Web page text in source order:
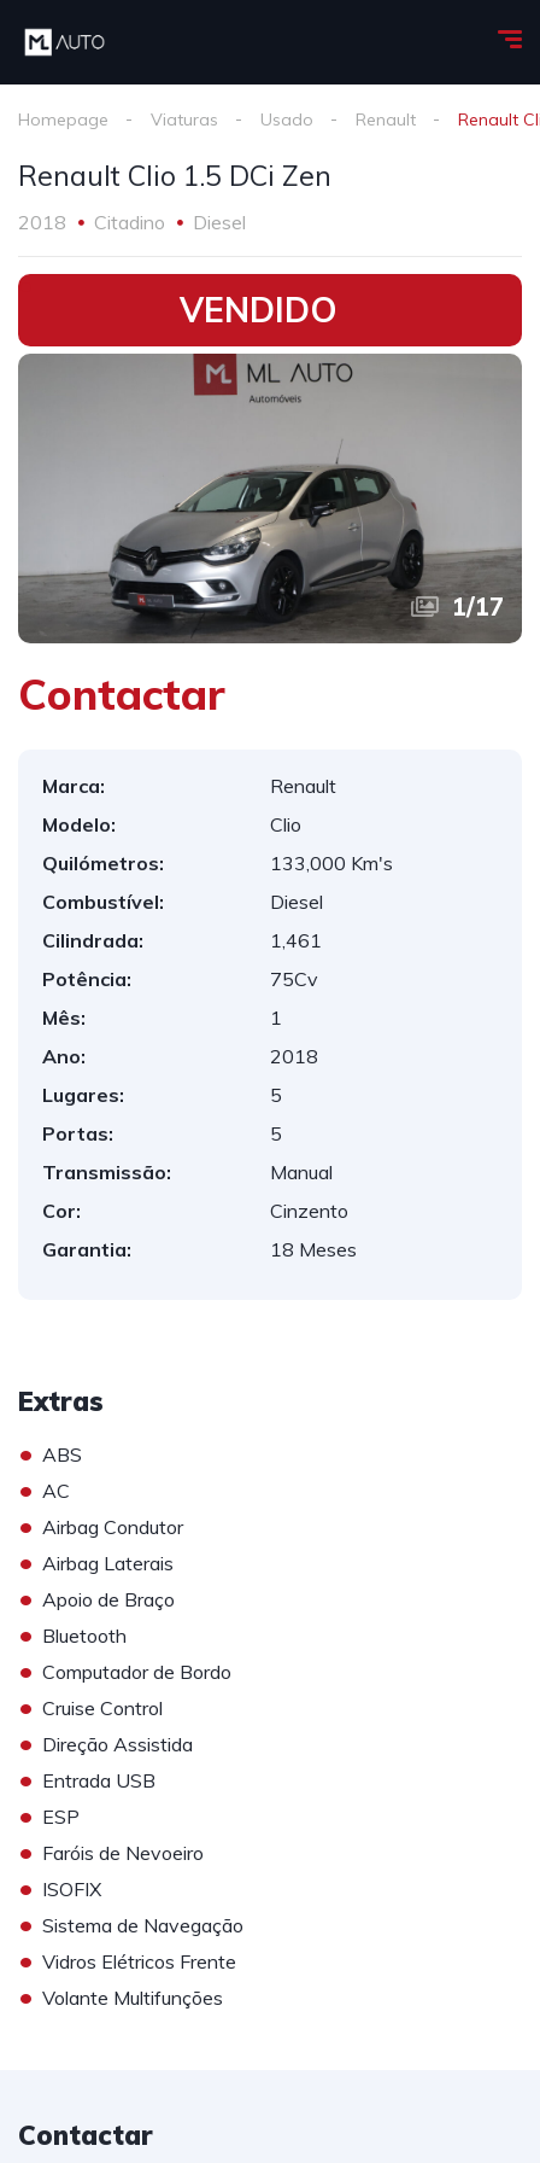
Homepage Viaturas Usado Renault Renault
Renault Clio 1.5 DCi Zen
2018 Citadino Diesel
•
VENDIDO
1/17
Contactar
Marca:
Renault
Modelo:
Clio
Quilómetros:
133,000 Km's
Combustível:
Diesel
Cilindrada:
1,461
Potência:
75Cv
Mês:
1
Ano:
2018
Lugares:
5
Portas:
5
Transmissão:
Manual
Cor:
Cinzento
Garantia:
18 Meses
Extras
• ABS
• AC
• Airbag Condutor
• Airbag Laterais
• Apoio de Braço
• Bluetooth
• Computador de Bordo
• Cruise Control
• Direção Assistida
• Entrada USB
• ESP
• Faróis de Nevoeiro
• ISOFIX
• Sistema de Navegação
• Vidros Elétricos Frente
• Volante Multifunções
Contactar